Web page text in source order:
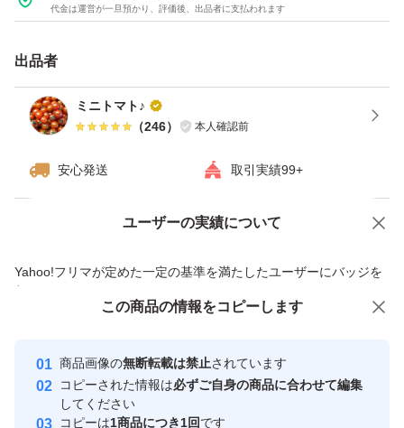
ト煮込み、アクアパッツア、ピザに乗せたり…など◎
おすすめはミニトマトの水分だけで作る無水カレーです！
ミニトマトを煮込んでルーを入れるだけです！
(。-)冷凍もできます！
よく選別して梱包いたしますが、輸送中に多少の割れ、潰
にて発送させていただきます。
代金は運営が一旦預かり、評価後、出品者に支払われます
出品者
ミニトマト♪
（246） 本人確認前
安心発送 取引実績99+
ユーザーの実績について
Yahoo!フリマが定めた一定の基準を満たしたユーザーにバッジを
付与しています
安心取引出品者
心・安全なユーザーです
取引実績
価格の相談 商品への質問
この商品の情報をコピーします
商品画像の無断転載は禁止されています
コピーされた情報は必ずご自身の商品に合わせて編集
してください
コピーは1商品につき1回です
この商品をみている人にオススメ